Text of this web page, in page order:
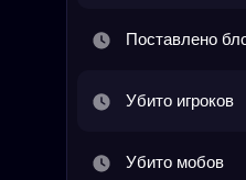
Поставлено
Убито игроков
Убито мобов